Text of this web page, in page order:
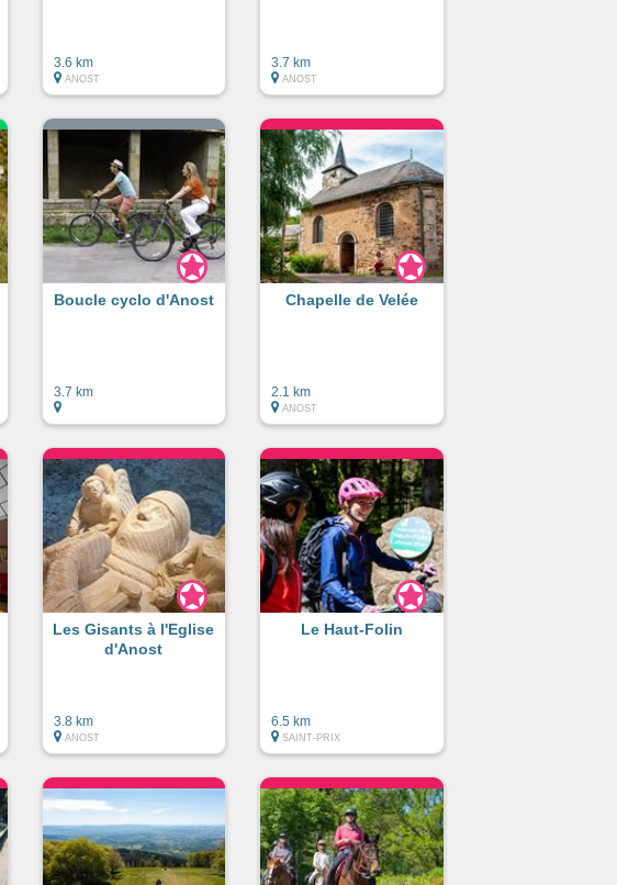
3.6 km
ANOST
3.7 km
ANOST
Boucle cyclo d'Anost
3.7 km
Chapelle de Velée
2.1 km
ANOST
Les Gisants à l'Eglise
d'Anost
3.8 km
ANOST
Le Haut-Folin
6.5 km
SAINT-PRIX